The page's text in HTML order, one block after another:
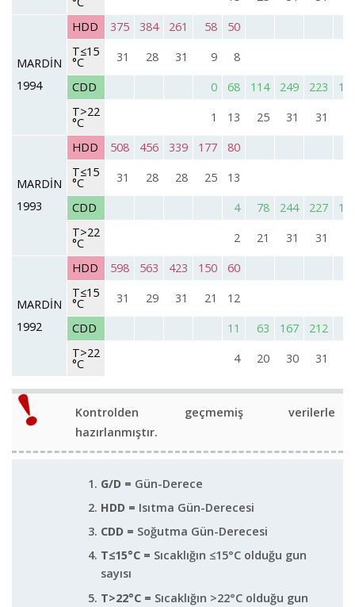
MARDİN
1994
HDD 375 384 261 58
50
T≤15
°C 31 28 31 9
8
CDD
0 68 114 249 223
T>22
°C 1 13 25 31 31
MARDİN
1993
HDD 508 456 339 177
80
T≤15
°C 31 28 28 25
13
CDD
4 78 244 227
T>22
°C 2 21 31 31
MARDİN
1992
HDD 598 563 423 150 60
T≤15
°C 31 29 31 21 12
CDD
11 63 167 212
T>22
°C 4 20 30 31
Kontrolden geçmemiş verilerle
hazırlanmıştır.
G/D = Gün-Derece
HDD = Isıtma Gün-Derecesi
CDD = Soğutma Gün-Derecesi
T≤15°C = Sıcaklığın ≤15°C olduğu gun
sayısı
T>22°C = Sıcaklığın >22°C olduğu gun